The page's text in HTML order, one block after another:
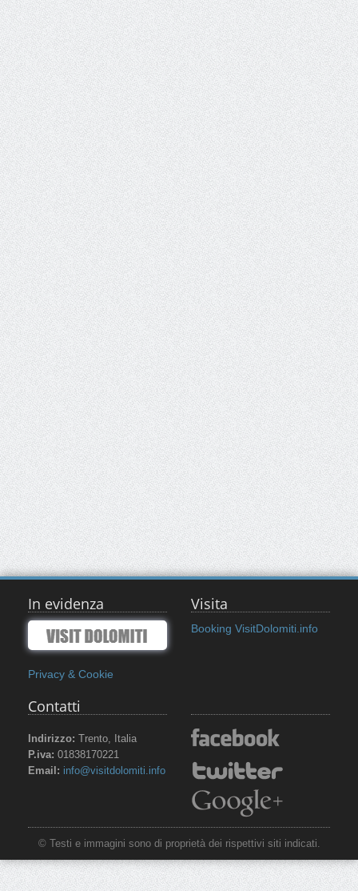
In evidenza
Privacy & Cookie
Visita
Booking VisitDolomiti.info
Contatti
Indirizzo: Trento, Italia
P.iva: 01838170221
Email: info@visitdolomiti.info
© Testi e immagini sono di proprietà dei rispettivi siti indicati.